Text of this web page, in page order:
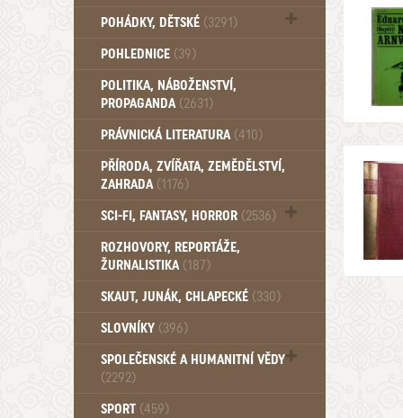
POHÁDKY, DĚTSKÉ (3291)
Pro děti a mládež (2887)
Pohádky, Dětské - Od roku 1949 (257)
POHLEDNICE (39)
POLITIKA, NÁBOŽENSTVÍ,
PROPAGANDA (2631)
PRÁVNICKÁ LITERATURA (410)
PŘÍRODA, ZVÍŘATA, ZEMĚDĚLSTVÍ,
ZAHRADA (1176)
SCI-FI, FANTASY, HORROR (2536)
UFO (14)
ROZHOVORY, REPORTÁŽE,
ŽURNALISTIKA (187)
SKAUT, JUNÁK, CHLAPECKÉ (330)
SLOVNÍKY (396)
SPOLEČENSKÉ A HUMANITNÍ VĚDY
(2292)
Pedagogika (191)
SPORT (459)